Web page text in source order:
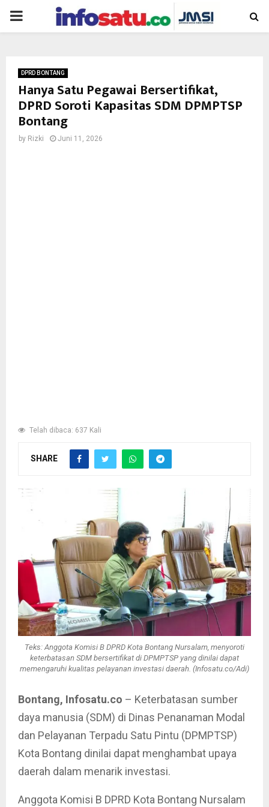
PRIMARY
DPRD BONTANG
Hanya Satu Pegawai Bersertifikat,
DPRD Soroti Kapasitas SDM DPMPTSP
Bontang
by Rizki Juni 11, 2026
Telah dibaca: 637 Kali
SHARE
Teks: Anggota Komisi B DPRD Kota Bontang Nursalam, menyoroti
keterbatasan SDM bersertifikat di DPMPTSP yang dinilai dapat
memengaruhi kualitas pelayanan investasi daerah. (Infosatu.co/Adi)
Bontang, Infosatu.co – Keterbatasan sumber
daya manusia (SDM) di Dinas Penanaman Modal
dan Pelayanan Terpadu Satu Pintu (DPMPTSP)
Kota Bontang dinilai dapat menghambat upaya
daerah dalam menarik investasi.
Anggota Komisi B DPRD Kota Bontang Nursalam